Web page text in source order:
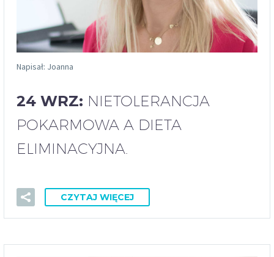
Napisał: Joanna
24 WRZ: NIETOLERANCJA
POKARMOWA A DIETA
ELIMINACYJNA.
CZYTAJ WIĘCEJ